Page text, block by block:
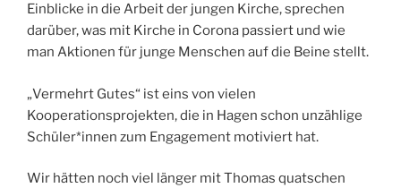
Einblicke in die Arbeit der jungen Kirche, sprechen
darüber, was mit Kirche in Corona passiert und wie
man Aktionen für junge Menschen auf die Beine stellt.
„Vermehrt Gutes“ ist eins von vielen
Kooperationsprojekten, die in Hagen schon unzählige
Schüler*innen zum Engagement motiviert hat.
Wir hätten noch viel länger mit Thomas quatschen